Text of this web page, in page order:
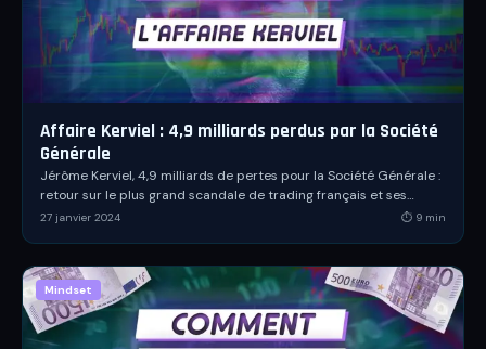
Affaire Kerviel : 4,9 milliards perdus par la Société
Générale
Jérôme Kerviel, 4,9 milliards de pertes pour la Société Générale :
retour sur le plus grand scandale de trading français et ses
leçons sur la gestion du risque.
27 janvier 2024 ⏱ 9 min
Mindset